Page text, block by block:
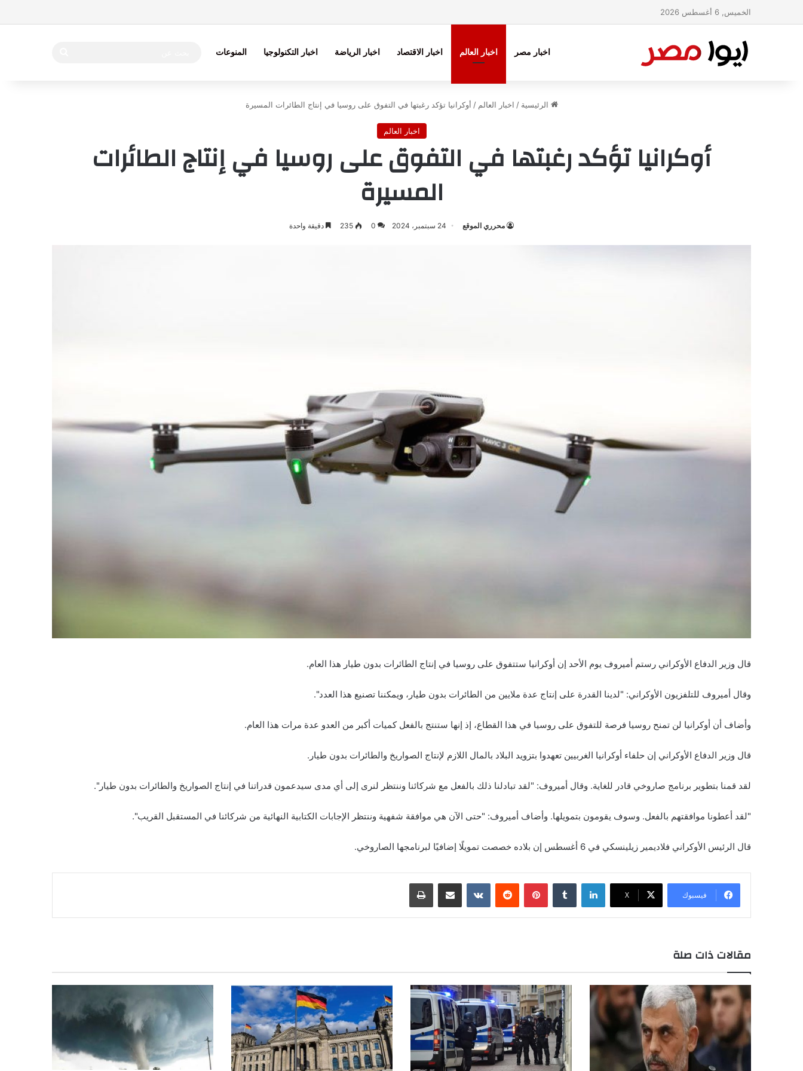
الخميس, 6 أغسطس 2026
اخبار مصر اخبار العالم اخبار الاقتصاد اخبار الرياضة اخبار التكنولوجيا المنوعات
الرئيسية / اخبار العالم / أوكرانيا تؤكد رغبتها في التفوق على روسيا في إنتاج الطائرات المسيرة
اخبار العالم
أوكرانيا تؤكد رغبتها في التفوق على روسيا في إنتاج الطائرات
المسيرة
محرري الموقع 24 سبتمبر، 2024 0
235 دقيقة واحدة
قال وزير الدفاع الأوكراني رستم أميروف يوم الأحد إن أوكرانيا ستتفوق على روسيا في إنتاج الطائرات بدون طيار هذا العام.
وقال أميروف للتلفزيون الأوكراني: "لدينا القدرة على إنتاج عدة ملايين من الطائرات بدون طيار، ويمكننا تصنيع هذا العدد".
وأضاف أن أوكرانيا لن تمنح روسيا فرصة للتفوق على روسيا في هذا القطاع، إذ إنها ستنتج بالفعل كميات أكبر من العدو عدة مرات هذا العام.
قال وزير الدفاع الأوكراني إن حلفاء أوكرانيا الغربيين تعهدوا بتزويد البلاد بالمال اللازم لإنتاج الصواريخ والطائرات بدون طيار.
لقد قمنا بتطوير برنامج صاروخي قادر للغاية. وقال أميروف: "لقد تبادلنا ذلك بالفعل مع شركائنا وننتظر لنرى إلى أي مدى سيدعمون قدراتنا في إنتاج الصواريخ والطائرات بدون طيار".
"لقد أعطونا موافقتهم بالفعل. وسوف يقومون بتمويلها. وأضاف أميروف: "حتى الآن هي موافقة شفهية وننتظر الإجابات الكتابية النهائية من شركائنا في المستقبل القريب".
قال الرئيس الأوكراني فلاديمير زيلينسكي في 6 أغسطس إن بلاده خصصت تمويلًا إضافيًا لبرنامجها الصاروخي.
فيسبوك X
لينكدإن بينتيريست مشاركة عبر البريد طباعة
مقالات ذات صلة